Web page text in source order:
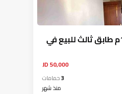
شقة مساحة 111م طابق ثالث للبيع في
50,000 JD
3حمامات
منذ شهر